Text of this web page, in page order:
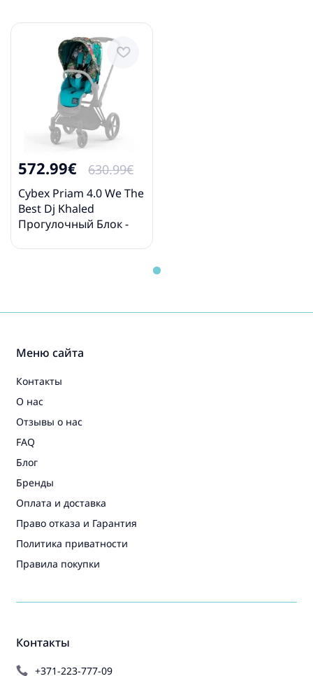
572.99€ 630.99€
Cybex Priam 4.0 We The
Best Dj Khaled
Прогулочный Блок -
прогулочного блока
Контакты
+371-223-777-09
Меню сайта
Контакты
О нас
Отзывы о нас
FAQ
Блог
Бренды
Оплата и доставка
Право отказа и Гарантия
Политика приватности
Правила покупки